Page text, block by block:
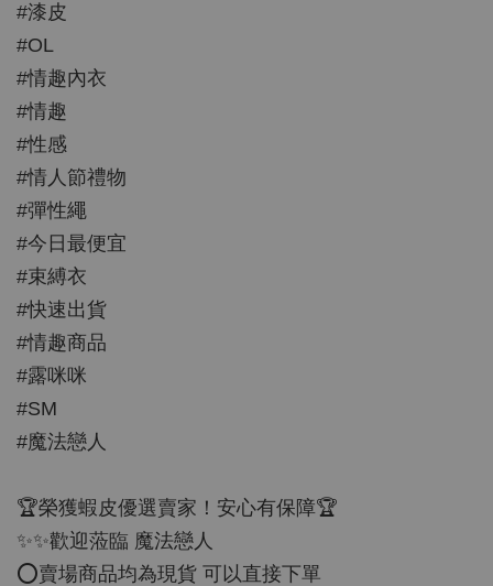
#漆皮
#OL
#情趣內衣
#情趣
#性感
#情人節禮物
#彈性繩
#今日最便宜
#束縛衣
#快速出貨
#情趣商品
#露咪咪
#SM
#魔法戀人
🏆榮獲蝦皮優選賣家！安心有保障🏆
✨✨歡迎蒞臨 魔法戀人
⭕️賣場商品均為現貨 可以直接下單